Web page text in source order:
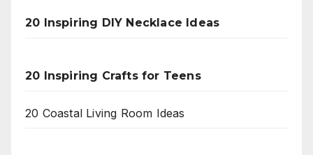
20 Inspiring DIY Necklace Ideas
20 Inspiring Crafts for Teens
20 Coastal Living Room Ideas